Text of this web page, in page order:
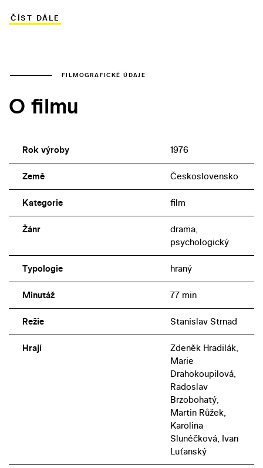
vedle problémů na pracovišti zdárně vyrovná i s
kvalitně obsazeném snímku objevuje i polská herečka
Waleriana Borowczyka Historie hříchu.
ČÍST DÁLE
FILMOGRAFICKÉ ÚDAJE
O filmu
Rok výroby 1976
Země Československo
Kategorie film
Žánr
drama,
psychologický
Typologie hraný
Minutáž 77 min
Režie Stanislav Strnad
Hrají
Zdeněk Hradilák,
Marie
Drahokoupilová,
Radoslav
Brzobohatý,
Martin Růžek,
Karolina
Slunéčková, Ivan
Luťanský